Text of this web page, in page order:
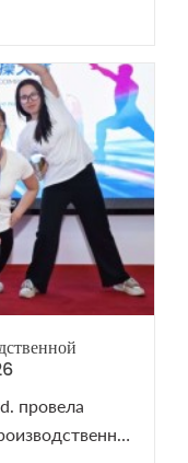
Смотрите
провела